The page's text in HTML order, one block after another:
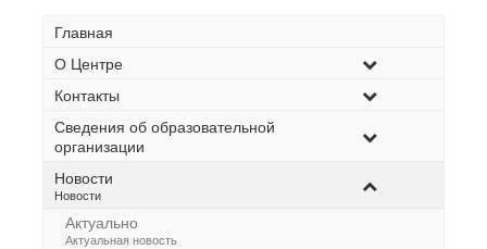
Главная
О Центре
Контакты
Сведения об образовательной
организации
Новости
–
Новости
Актуально
–
Актуальная новость